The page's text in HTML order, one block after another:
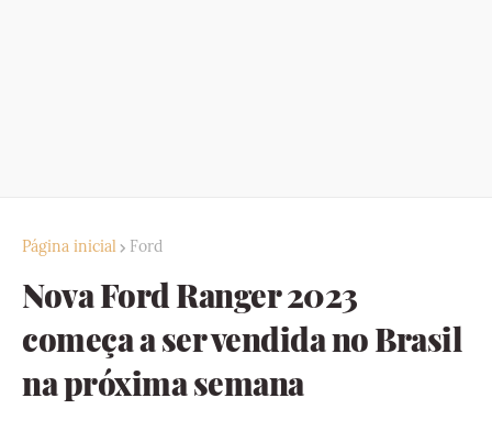
Página inicial Ford
Nova Ford Ranger 2023
começa a ser vendida no Brasil
na próxima semana